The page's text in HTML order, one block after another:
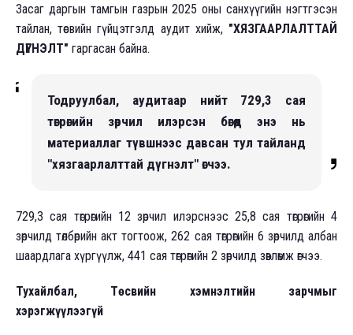
Засаг даргын тамгын газрын 2025 оны санхүүгийн нэгтгэсэн
тайлан, төсвийн гүйцэтгэлд аудит хийж,"ХЯЗГААРЛАЛТТАЙ
ДҮГНЭЛТ" гаргасан байна.
Тодруулбал, аудитаар нийт 729,3 сая
төгрөгийн зөрчил илэрсэн бөгөөд энэ нь
материаллаг түвшнээс давсан тул тайланд
"хязгаарлалттай дүгнэлт" өгчээ.
729,3 сая төгрөгийн 12 зөрчил илэрснээс 25,8 сая төгрөгийн 4
зөрчилд төлбөрийн акт тогтоож, 262 сая төгрөгийн 6 зөрчилд албан
шаардлага хүргүүлж, 441 сая төгрөгийн 2 зөрчилд зөвлөмж өгчээ.
Тухайлбал, Төсвийн хэмнэлтийн зарчмыг
хэрэгжүүлээгүй